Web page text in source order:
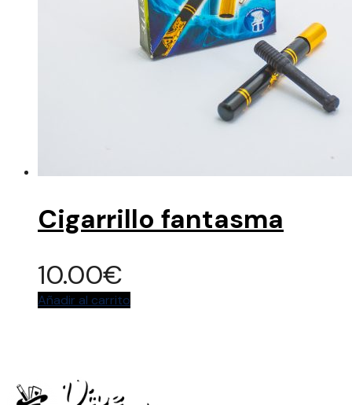
Cigarrillo fantasma
10.00€
Añadir al carrito